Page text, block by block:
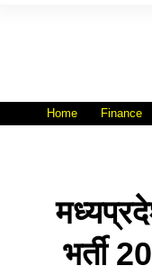
Home Finance
भर्ती